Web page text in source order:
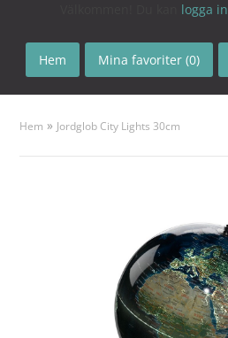
logga in
Hem Mina favoriter (0)
Hem » Jordglob City Lights 30cm